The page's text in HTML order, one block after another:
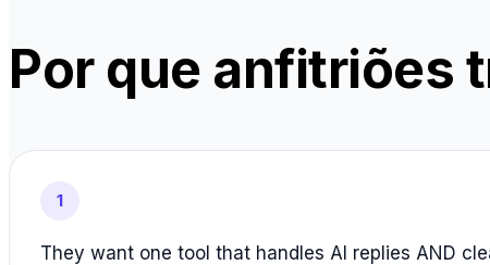
Por que anfitriões
1
They want one tool that handles AI replies AND